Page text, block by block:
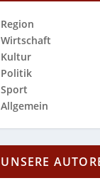
Region
Wirtschaft
Kultur
Politik
Sport
Allgemein
UNSERE